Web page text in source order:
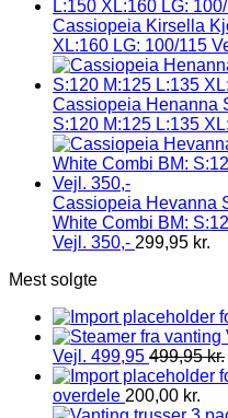
Cassiopeia Kirsella
XL:160 LG: 100/115
Cassiopeia Henanna
S:120 M:125 L:135
Cassiopeia Hevanna
White Combi BM:
Vejl. 350,- 299,95 kr.
Mest solgte
Vejl. 499,95 499,95kr.
overdele 200,00 kr.